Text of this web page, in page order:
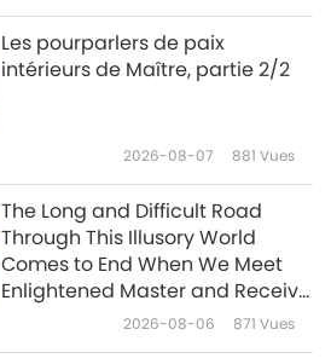
Les pourparlers de paix
intérieurs de Maître, partie 2/2
2026-08-07 881 Vues
The Long and Difficult Road
Through This Illusory World
Comes to End When We Meet
Enlightened Master and Receive
2026-08-06 871 Vues